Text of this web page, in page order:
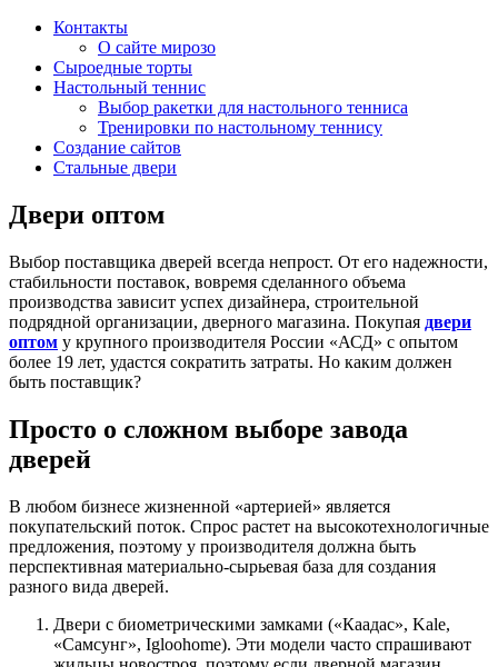
Контакты
О сайте мирозо
Сыроедные торты
Настольный теннис
Выбор ракетки для настольного тенниса
Тренировки по настольному теннису
Создание сайтов
Стальные двери
Двери оптом
Выбор поставщика дверей всегда непрост. От его надежности,
стабильности поставок, вовремя сделанного объема
производства зависит успех дизайнера, строительной
подрядной организации, дверного магазина. Покупая двери
оптом у крупного производителя России «АСД» с опытом
более 19 лет, удастся сократить затраты. Но каким должен
быть поставщик?
Просто о сложном выборе завода
дверей
В любом бизнесе жизненной «артерией» является
покупательский поток. Спрос растет на высокотехнологичные
предложения, поэтому у производителя должна быть
перспективная материально-сырьевая база для создания
разного вида дверей.
Двери с биометрическими замками («Каадас», Kale,
«Самсунг», Igloohome). Эти модели часто спрашивают